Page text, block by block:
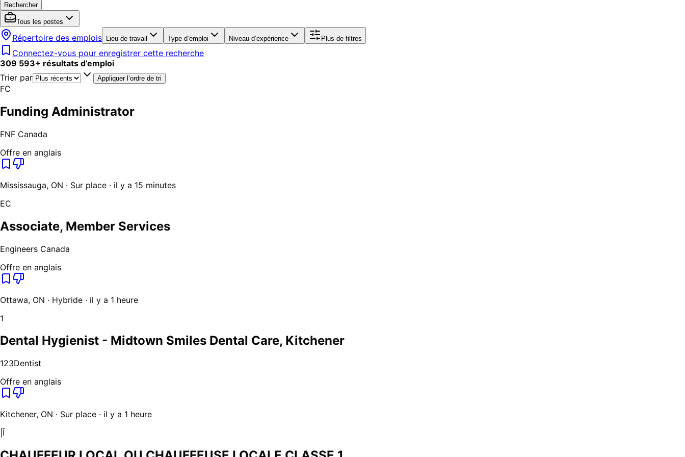
Rechercher
Tous les postes
Répertoire des emplois Lieu de travail Type d’emploi Niveau d’expérience Plus de filtres
Connectez-vous pour enregistrer cette recherche
309 593+ résultats d’emploi
Trier par
Appliquer l’ordre de tri
FC
Funding Administrator
FNF Canada
Offre en anglais
Mississauga, ON · Sur place · il y a 15 minutes
EC
Associate, Member Services
Engineers Canada
Offre en anglais
Ottawa, ON · Hybride · il y a 1 heure
1
Dental Hygienist - Midtown Smiles Dental Care, Kitchener
123Dentist
Offre en anglais
Kitchener, ON · Sur place · il y a 1 heure
|Î